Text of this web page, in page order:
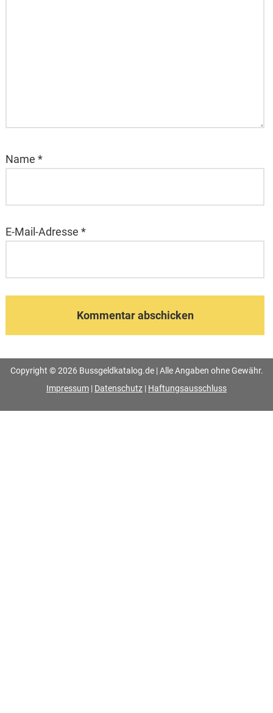
Name *
E-Mail-Adresse *
Copyright © 2026 Bussgeldkatalog.de | Alle Angaben ohne Gewähr.
Impressum | Datenschutz | Haftungsausschluss